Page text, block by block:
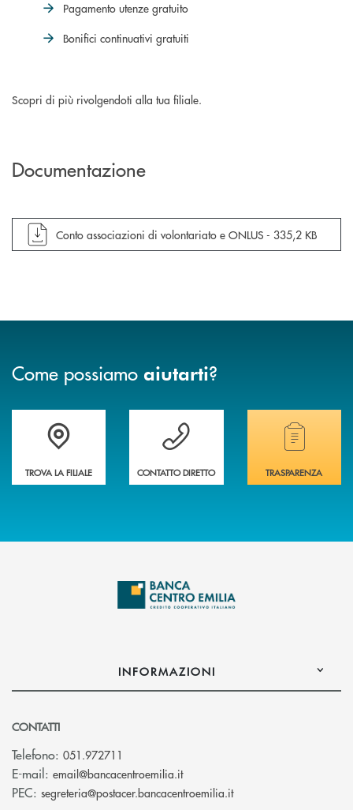
Pagamento utenze gratuito
Bonifici continuativi gratuiti
Scopri di più rivolgendoti alla tua filiale.
Documentazione
apre documento in una nuova finestra
Conto associazioni di volontariato e ONLUS - 335,2 KB
Come possiamo aiutarti?
Accedi all' elenco completo delle filiali
TROVA LA FILIALE
Vuoi avere maggiori informazioni sulla
CONTATTO DIRETTO
Hai bisogno di
TRASPARENZA
INFORMAZIONI
CONTATTI
Telefono: 051.972711
E-mail: email@bancacentroemilia.it(si apre l’app di posta
PEC: segreteria@postacer.bancacentroemilia.it(si apre l’app di